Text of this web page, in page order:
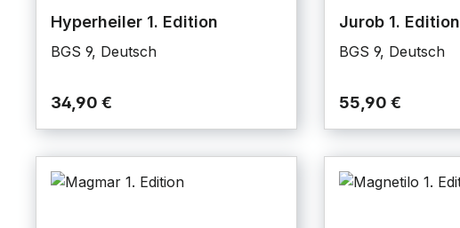
Hyperheiler 1. Edition
BGS 9, Deutsch
34,90 €
Jurob 1. Edition
BGS 9, Deutsch
55,90 €